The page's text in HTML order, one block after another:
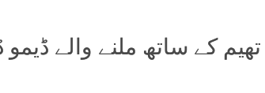
کے ساتھ ملنے والے ڈیمو